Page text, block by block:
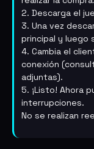
2. Descarga el
3. Una vez
principal y luego
4. Cambia el
conexión
adjuntas).
5. ¡Listo! Ahora
interrupciones.
No se realizan